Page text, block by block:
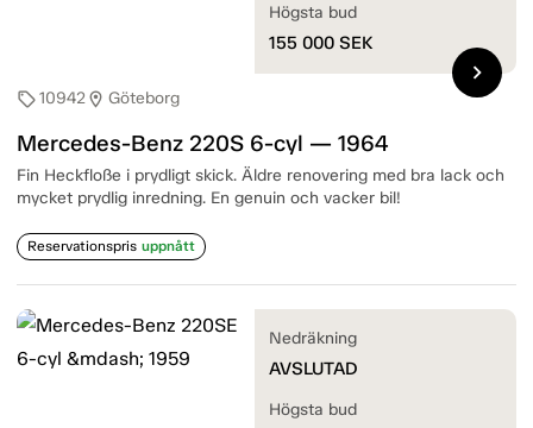
sell10942location_on Göteborg
Mercedes-Benz 220S 6-cyl — 1964
Fin Heckfloße i prydligt skick. Äldre renovering med bra lack och
mycket prydlig inredning. En genuin och vacker bil!
Reservationspris uppnått
Högsta bud
155 000 SEK
chevron_right
Nedräkning
AVSLUTAD
Högsta bud